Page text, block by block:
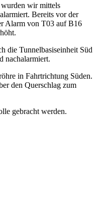
wir mittels
Bereits vor der
Alarm von T03 auf B16
die Tunnelbasiseinheit Süd
nachalarmiert.
in Fahrtrichtung Süden.
den Querschlag zum
gebracht werden.